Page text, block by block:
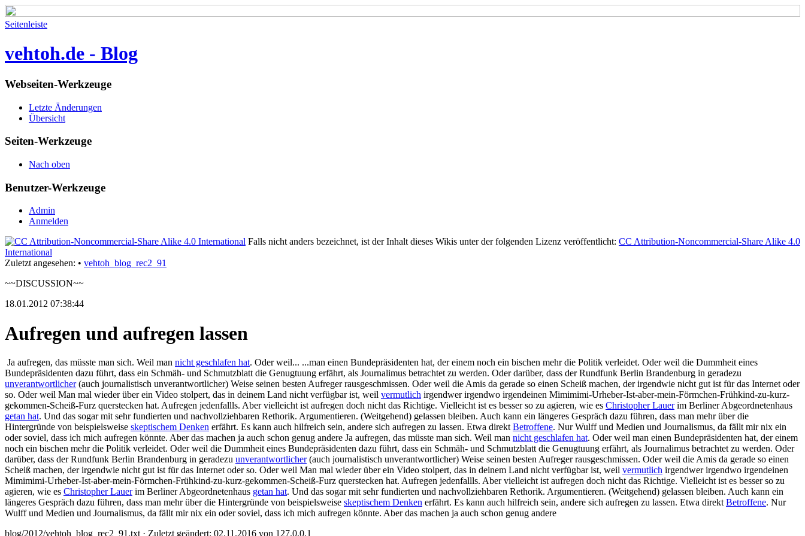
Seitenleiste
vehtoh.de - Blog
Webseiten-Werkzeuge
Letzte Änderungen
Übersicht
Seiten-Werkzeuge
Nach oben
Benutzer-Werkzeuge
Admin
Anmelden
Falls nicht anders bezeichnet, ist der Inhalt dieses Wikis unter der folgenden Lizenz veröffentlicht: CC Attribution-Noncommercial-Share Alike 4.0
International
Zuletzt angesehen: • vehtoh_blog_rec2_91
~~DISCUSSION~~
18.01.2012 07:38:44
Aufregen und aufregen lassen
Ja aufregen, das müsste man sich. Weil man nicht geschlafen hat. Oder weil... ...man einen Bundepräsidenten hat, der einem noch ein bischen mehr die Politik verleidet. Oder weil die Dummheit eines
Bundepräsidenten dazu führt, dass ein Schmäh- und Schmutzblatt die Genugtuung erfährt, als Journalimus betrachtet zu werden. Oder darüber, dass der Rundfunk Berlin Brandenburg in geradezu
unverantwortlicher(auch journalistisch unverantwortlicher) Weise seinen besten Aufreger rausgeschmissen. Oder weil die Amis da gerade so einen Scheiß machen, der irgendwie nicht gut ist für das Internet oder
so. Oder weil Man mal wieder über ein Video stolpert, das in deinem Land nicht verfügbar ist, weil vermutlich irgendwer irgendwo irgendeinen Mimimimi-Urheber-Ist-aber-mein-Förmchen-Frühkind-zu-kurz-
gekommen-Scheiß-Furz querstecken hat. Aufregen jedenfallls. Aber vielleicht ist aufregen doch nicht das Richtige. Vielleicht ist es besser so zu agieren, wie es Christopher Lauerim Berliner Abgeordnetenhaus
getan hat. Und das sogar mit sehr fundierten und nachvollziehbaren Rethorik. Argumentieren. (Weitgehend) gelassen bleiben. Auch kann ein längeres Gespräch dazu führen, dass man mehr über die
Hintergründe von beispielsweise skeptischem Denken erfährt. Es kann auch hilfreich sein, andere sich aufregen zu lassen. Etwa direkt Betroffene. Nur Wulff und Medien und Journalismus, da fällt mir nix ein
oder soviel, dass ich mich aufregen könnte. Aber das machen ja auch schon genug andere Ja aufregen, das müsste man sich. Weil man nicht geschlafen hat. Oder weil man einen Bundepräsidenten hat, der einem
noch ein bischen mehr die Politik verleidet. Oder weil die Dummheit eines Bundepräsidenten dazu führt, dass ein Schmäh- und Schmutzblatt die Genugtuung erfährt, als Journalimus betrachtet zu werden. Oder
darüber, dass der Rundfunk Berlin Brandenburg in geradezu unverantwortlicher(auch journalistisch unverantwortlicher) Weise seinen besten Aufreger rausgeschmissen. Oder weil die Amis da gerade so einen
Scheiß machen, der irgendwie nicht gut ist für das Internet oder so. Oder weil Man mal wieder über ein Video stolpert, das in deinem Land nicht verfügbar ist, weil vermutlich irgendwer irgendwo irgendeinen
Mimimimi-Urheber-Ist-aber-mein-Förmchen-Frühkind-zu-kurz-gekommen-Scheiß-Furz querstecken hat. Aufregen jedenfallls. Aber vielleicht ist aufregen doch nicht das Richtige. Vielleicht ist es besser so zu
agieren, wie es Christopher Lauerim Berliner Abgeordnetenhaus getan hat. Und das sogar mit sehr fundierten und nachvollziehbaren Rethorik. Argumentieren. (Weitgehend) gelassen bleiben. Auch kann ein
längeres Gespräch dazu führen, dass man mehr über die Hintergründe von beispielsweise skeptischem Denken erfährt. Es kann auch hilfreich sein, andere sich aufregen zu lassen. Etwa direkt Betroffene. Nur
Wulff und Medien und Journalismus, da fällt mir nix ein oder soviel, dass ich mich aufregen könnte. Aber das machen ja auch schon genug andere
blog/2012/vehtoh_blog_rec2_91.txt · Zuletzt geändert: 02.11.2016 von 127.0.0.1